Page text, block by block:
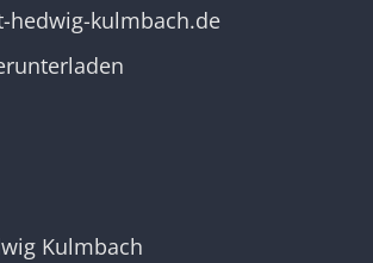
hedwig-kulmbach.de
Kulmbach